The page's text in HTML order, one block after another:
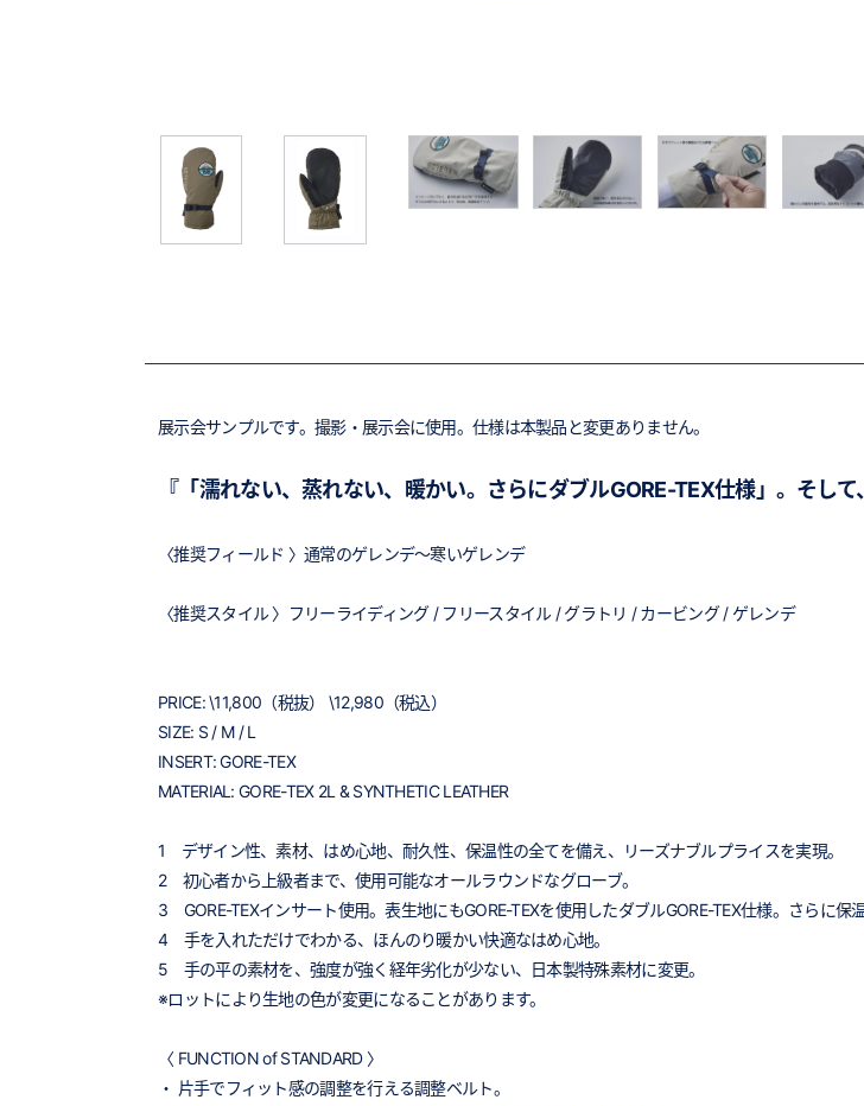
展示会サンプルです。撮影・展示会に使用。仕様は本製品と変更ありません。
『「濡れない、蒸れない、暖かい。さらにダブルGORE-TEX仕様」。そし
〈推奨フィールド 〉通常のゲレンデ～寒いゲレンデ
〈推奨スタイル 〉フリーライディング / フリースタイル / グラトリ / カービング / ゲレンデ
PRICE: \11,800（税抜） \12,980（税込）
SIZE: S / M / L
INSERT: GORE-TEX
MATERIAL: GORE-TEX 2L & SYNTHETIC LEATHER
1 デザイン性、素材、はめ心地、耐久性、保温性の全てを備え、リーズナブルプライスを実現。
2 初心者から上級者まで、使用可能なオールラウンドなグローブ。
3 GORE-TEXインサート使用。表生地にもGORE-TEXを使用したダブルGORE-TEX仕様。さらに保
4 手を入れただけでわかる、ほんのり暖かい快適なはめ心地。
5 手の平の素材を、強度が強く経年劣化が少ない、日本製特殊素材に変更。
※ロットにより生地の色が変更になることがあります。
〈 FUNCTION of STANDARD 〉
・ 片手でフィット感の調整を行える調整ベルト。